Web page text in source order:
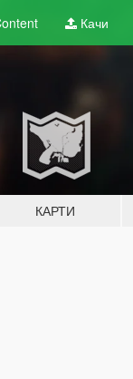
Качи
КАРТИ